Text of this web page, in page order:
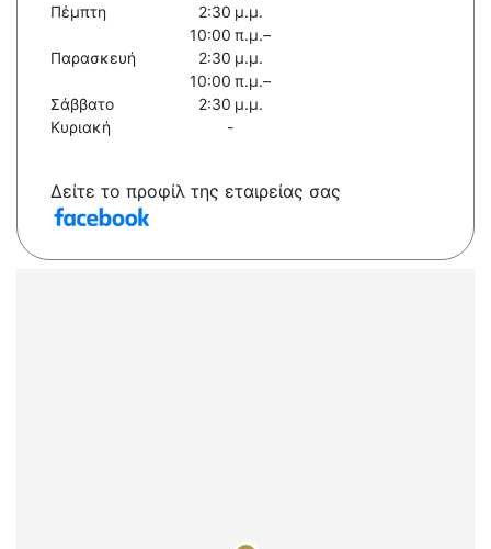
Πέμπτη
2:30 μ.μ.
Παρασκευή
10:00 π.μ.–
2:30 μ.μ.
Σάββατο
10:00 π.μ.–
2:30 μ.μ.
Κυριακή
-
Δείτε το προφίλ της εταιρείας σας